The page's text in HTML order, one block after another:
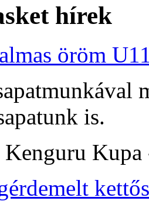
hírek
öröm
is.
Kenguru